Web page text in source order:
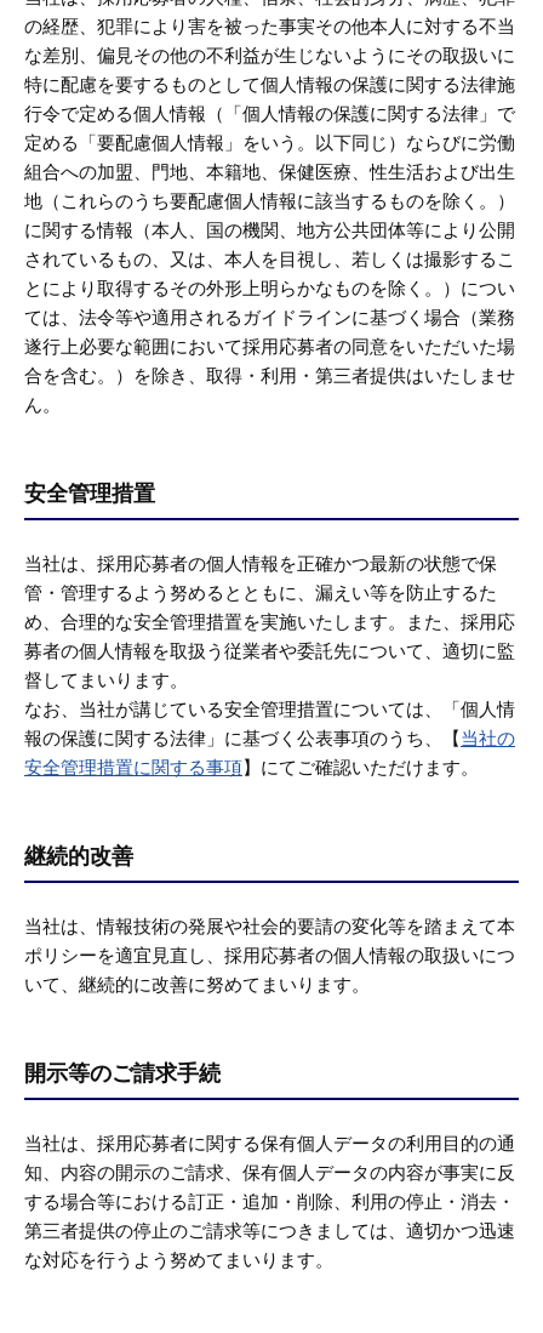
の経歴、犯罪により害を被った事実その他本人に対する不当
な差別、偏見その他の不利益が生じないようにその取扱いに
特に配慮を要するものとして個人情報の保護に関する法律施
行令で定める個人情報（「個人情報の保護に関する法律」で
定める「要配慮個人情報」をいう。以下同じ）ならびに労働
組合への加盟、門地、本籍地、保健医療、性生活および出生
地（これらのうち要配慮個人情報に該当するものを除く。）
に関する情報（本人、国の機関、地方公共団体等により公開
されているもの、又は、本人を目視し、若しくは撮影するこ
とにより取得するその外形上明らかなものを除く。）につい
ては、法令等や適用されるガイドラインに基づく場合（業務
遂行上必要な範囲において採用応募者の同意をいただいた場
合を含む。）を除き、取得・利用・第三者提供はいたしませ
ん。
安全管理措置
当社は、採用応募者の個人情報を正確かつ最新の状態で保
管・管理するよう努めるとともに、漏えい等を防止するた
め、合理的な安全管理措置を実施いたします。また、採用応
募者の個人情報を取扱う従業者や委託先について、適切に監
督してまいります。
なお、当社が講じている安全管理措置については、「個人情
報の保護に関する法律」に基づく公表事項のうち、【当社の
安全管理措置に関する事項】にてご確認いただけます。
継続的改善
当社は、情報技術の発展や社会的要請の変化等を踏まえて本
ポリシーを適宜見直し、採用応募者の個人情報の取扱いにつ
いて、継続的に改善に努めてまいります。
開示等のご請求手続
当社は、採用応募者に関する保有個人データの利用目的の通
知、内容の開示のご請求、保有個人データの内容が事実に反
する場合等における訂正・追加・削除、利用の停止・消去・
第三者提供の停止のご請求等につきましては、適切かつ迅速
な対応を行うよう努めてまいります。